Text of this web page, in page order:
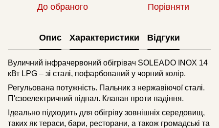
До обраного Порівняти
Опис Характеристики Відгуки
Вуличний інфрачервоний обігрівач SOLEADO INOX 14
кВт LPG – зі сталі, пофарбований у чорний колір.
Регульована потужність. Пальник з нержавіючої сталі.
П'єзоелектричний підпал. Клапан проти падіння.
Ідеально підходить для обігріву зовнішніх середовищ,
таких як тераси, бари, ресторани, а також громадські та